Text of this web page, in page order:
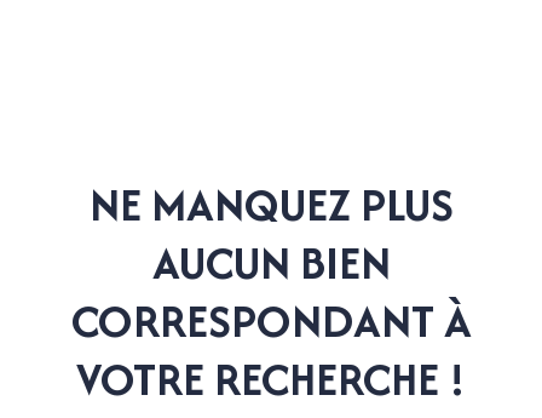
NE MANQUEZ PLUS
AUCUN BIEN
CORRESPONDANT À
VOTRE RECHERCHE !